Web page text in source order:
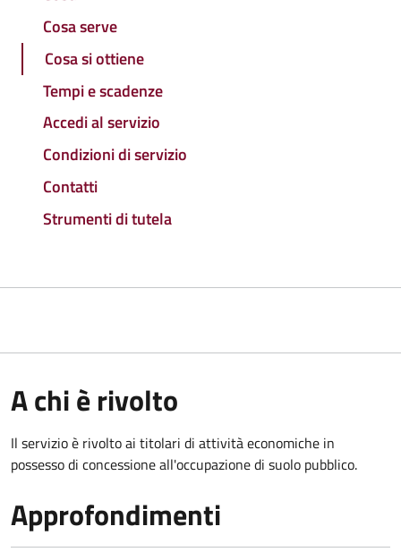
Cosa serve
Cosa si ottiene
Tempi e scadenze
Accedi al servizio
Condizioni di servizio
Contatti
Strumenti di tutela
A chi è rivolto
Il servizio è rivolto ai titolari di attività economiche in
possesso di concessione all'occupazione di suolo pubblico.
Approfondimenti